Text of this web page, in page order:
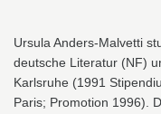
Ursula Anders-Malvetti
deutsche Literatur (NF)
Karlsruhe (1991
Paris; Promotion 1996).